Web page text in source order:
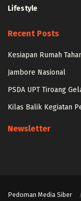
Lifestyle
Recent Posts
Kesiapan Rumah
Jambore Nasional
PSDA UPT Tiroang
Kilas Balik Kegiatan
Newsletter
Pedoman Media Siber